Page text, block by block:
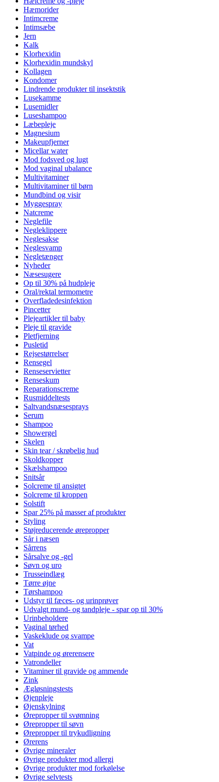
Hæmorider
Intimcreme
Intimsæbe
Jern
Kalk
Klorhexidin
Klorhexidin mundskyl
Kollagen
Kondomer
Lindrende produkter til insektstik
Lusekamme
Lusemidler
Luseshampoo
Læbepleje
Magnesium
Makeupfjerner
Micellar water
Mod fodsved og lugt
Mod vaginal ubalance
Multivitaminer
Multivitaminer til børn
Mundbind og visir
Myggespray
Natcreme
Neglefile
Negleklippere
Neglesakse
Neglesvamp
Negletænger
Nyheder
Næsesugere
Op til 30% på hudpleje
Oral/rektal termometre
Overfladedesinfektion
Pincetter
Plejeartikler til baby
Pleje til gravide
Pletfjerning
Pusletid
Rejsestørrelser
Rensegel
Renseservietter
Renseskum
Reparationscreme
Rusmiddeltests
Saltvandsnæsesprays
Serum
Shampoo
Showergel
Skelen
Skin tear / skrøbelig hud
Skoldkopper
Skælshampoo
Snitsår
Solcreme til ansigtet
Solcreme til kroppen
Solstift
Spar 25% på masser af produkter
Styling
Støjreducerende ørepropper
Sår i næsen
Sårrens
Sårsalve og -gel
Søvn og uro
Trusseindlæg
Tørre øjne
Tørshampoo
Udstyr til fæces- og urinprøver
Udvalgt mund- og tandpleje - spar op til 30%
Urinbeholdere
Vaginal tørhed
Vaskeklude og svampe
Vat
Vatpinde og ørerensere
Vatrondeller
Vitaminer til gravide og ammende
Zink
Ægløsningstests
Øjenpleje
Øjenskylning
Ørepropper til svømning
Ørepropper til søvn
Ørepropper til trykudligning
Ørerens
Øvrige mineraler
Øvrige produkter mod allergi
Øvrige produkter mod forkølelse
Øvrige selvtests